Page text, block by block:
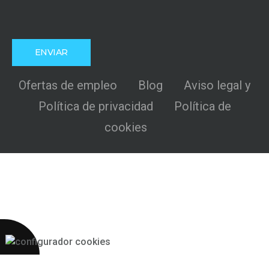
Ofertas de empleo Blog
Aviso legal y
Política de privacidad
Política de
cookies